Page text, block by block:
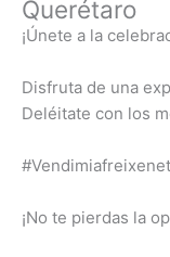
Querétaro
¡Únete a la
Disfruta de una
Deléitate con los
¡No te pierdas la